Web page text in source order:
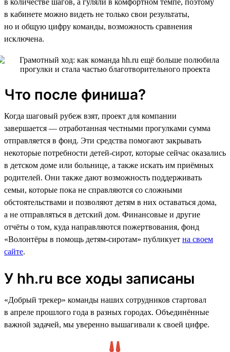
в кабинете можно видеть не только свои результаты,
но и общую цифру команды, возможность сравнения
исключена.
Что после финиша?
Когда шаговый рубеж взят, проект для компании
завершается — отработанная честными прогулками сумма
отправляется в фонд. Эти средства помогают закрывать
некоторые потребности детей-сирот, которые сейчас оказались
в детском доме или больнице, а также искать им приёмных
родителей. Они также дают возможность поддерживать
семьи, которые пока не справляются со сложными
обстоятельствами и позволяют детям в них оставаться дома,
а не отправляться в детский дом. Финансовые и другие
отчёты о том, куда направляются пожертвования, фонд
«Волонтёры в помощь детям-сиротам» публикует на своем
сайте.
У hh.ru все ходы записаны
«Добрый трекер» команды наших сотрудников стартовал
в апреле прошлого года в разных городах. Объединённые
важной задачей, мы уверенно вышагивали к своей цифре.